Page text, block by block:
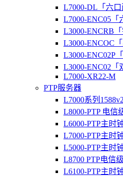
L7000-DL「六口
L7000-ENC05「
L3000-ENCRB「
L3000-ENCOC「
L3000-ENC02P
L3000-ENC02「
L7000-XR22-M
PTP服务器
L7000系列
L8000-PTP 电信
L6000-PTP主时
L7000-PTP主时
L5000-PTP主时
L8700 PTP电信
L6100-PTP主时